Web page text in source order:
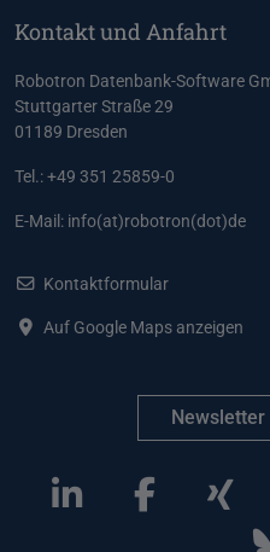
Kontakt und Anfahrt
Robotron Datenbank-Software
Stuttgarter Straße 29
01189 Dresden
Tel.: +49 351 25859-0
E-Mail: info(at)robotron(dot)de
Kontaktformular
Auf Google Maps anzeigen